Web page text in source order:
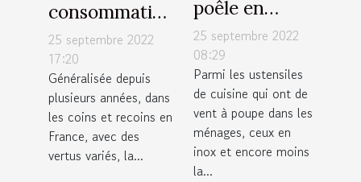
consommation
régulière du
CBD est -elle
bonne pour la
santé ?
25 septembre 2022
17:20
Généralisée depuis
plusieurs années, dans
les coins et recoins en
France, avec des
vertus variés, la...
poêle en
inox : Quelle
est la
température
maximale qui
convient ?
25 septembre 2022
08:29
Parmi les ustensiles
de cuisine qui ont de
vent à poupe dans les
ménages, ceux en
inox et encore moins
la...